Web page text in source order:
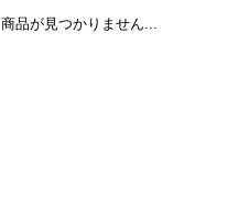
商品が見つかりません...